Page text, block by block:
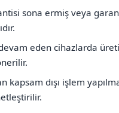
sona ermiş veya
eden cihazlarda
kapsam dışı işlem
Buderus